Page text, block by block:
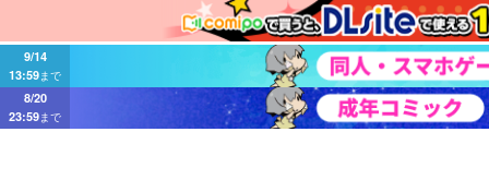
9/14
13:59まで
8/20
23:59まで